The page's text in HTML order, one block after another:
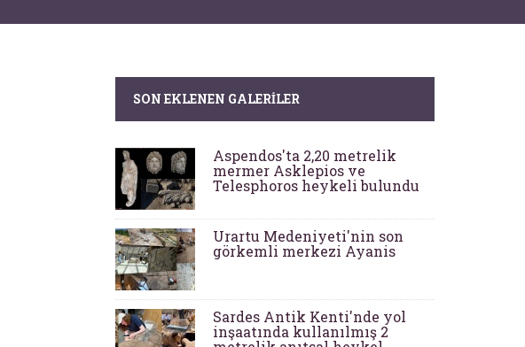
SON EKLENEN GALERILER
Aspendos'ta 2,20 metrelik
mermer Asklepios ve
Telesphoros heykeli bulundu
Urartu Medeniyeti'nin son
görkemli merkezi Ayanis
Sardes Antik Kenti'nde yol
inşaatında kullanılmış 2